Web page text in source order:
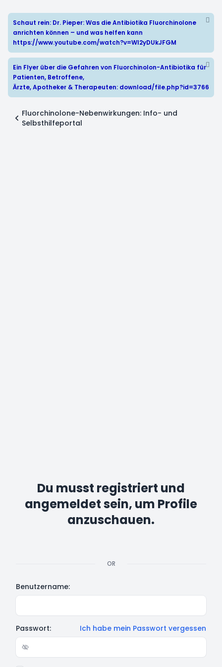
Schaut rein: Dr. Pieper: Was die Antibiotika Fluorchinolone
anrichten können – und was helfen kann
https://www.youtube.com/watch?v=WI2yDUkJFGM
Ein Flyer über die Gefahren von Fluorchinolon-Antibiotika für
Patienten, Betroffene,
Ärzte, Apotheker & Therapeuten: download/file.php?id=3766
Fluorchinolone-Nebenwirkungen: Info- und
Selbsthilfeportal
Du musst registriert und
angemeldet sein, um Profile
anzuschauen.
OR
Benutzername:
Passwort: Ich habe mein Passwort vergessen
Show/hide password